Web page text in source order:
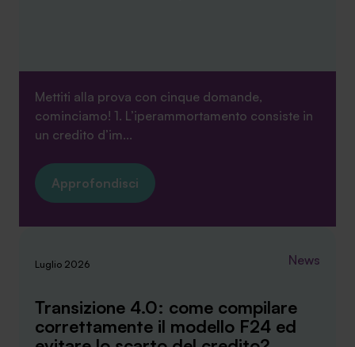
Mettiti alla prova con cinque domande,
cominciamo! 1. L’iperammortamento consiste in
un credito d’im...
Approfondisci
Luglio 2026 News
Transizione 4.0: come compilare
correttamente il modello F24 ed